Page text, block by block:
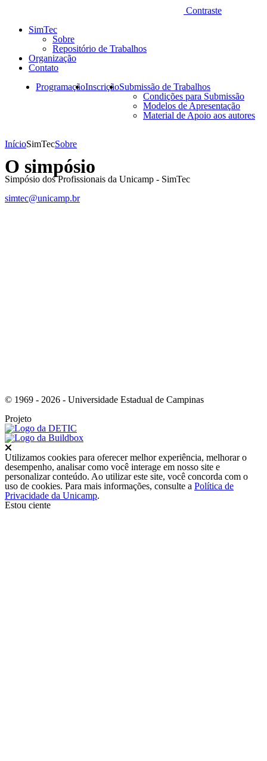
Contraste
SimTec
Sobre
Repositório de Trabalhos
Organização
Contato
ProgramaçãoInscriçãoSubmissão de Trabalhos
Condições para Submissão
Modelos de Apresentação
Material de Apoio aos autores
InícioSimTecSobre
O simpósio
Simpósio dos Profissionais da Unicamp - SimTec
simtec@unicamp.br
© 1969 - 2026 - Universidade Estadual de Campinas
Projeto
Utilizamos cookies para oferecer melhor experiência, melhorar o
desempenho, analisar como você interage em nosso site e
personalizar conteúdo. Ao utilizar este site, você concorda com o
uso de cookies. Para mais informações, consulte a Política de
Privacidade da Unicamp.
Estou ciente